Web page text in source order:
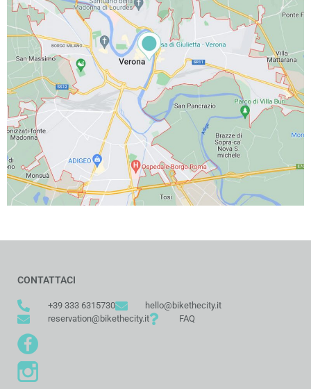
reservation@bikethecity.it